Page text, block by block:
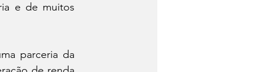
e de muitos
parceria da